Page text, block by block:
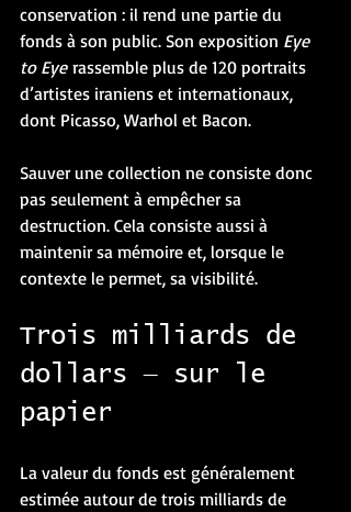
conservation : il rend une partie du
fonds à son public. Son exposition Eye
to Eye rassemble plus de 120 portraits
d’artistes iraniens et internationaux,
dont Picasso, Warhol et Bacon.
Sauver une collection ne consiste donc
pas seulement à empêcher sa
destruction. Cela consiste aussi à
maintenir sa mémoire et, lorsque le
contexte le permet, sa visibilité.
Trois milliards de
dollars — sur le
papier
La valeur du fonds est généralement
estimée autour de trois milliards de